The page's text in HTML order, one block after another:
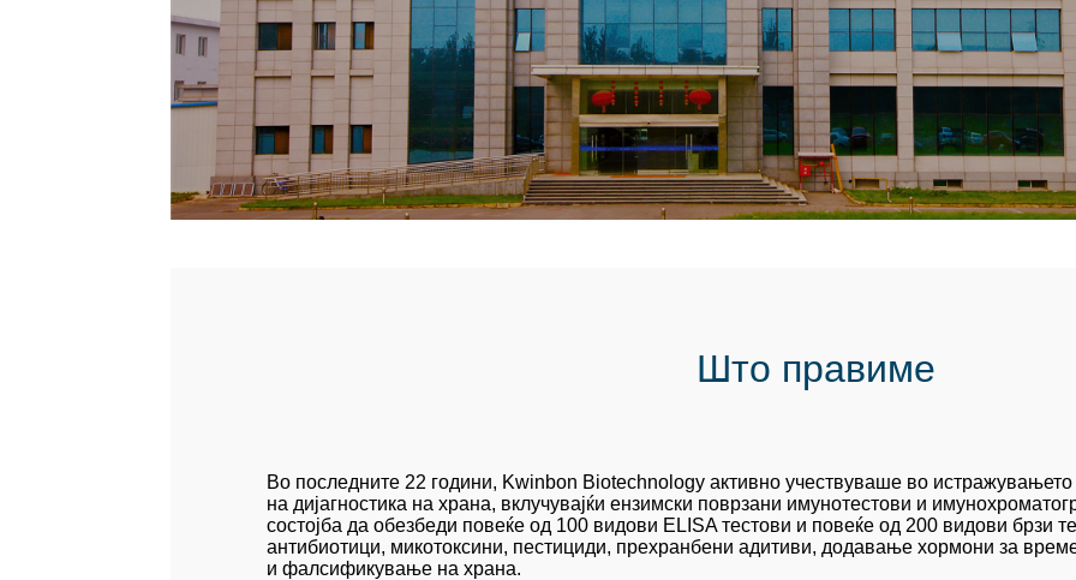
Што правиме
Во последните 22 години, Kwinbon Biotechnology активно учествуваше во истражувањето
на дијагностика на храна, вклучувајќи ензимски поврзани имунотестови и
состојба да обезбеди повеќе од 100 видови ELISA тестови и повеќе од 200 видови брзи
антибиотици, микотоксини, пестициди, прехранбени адитиви, додавање хормони за
и фалсификување на храна.